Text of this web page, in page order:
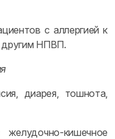
с аллергией к
другим НПВП.
диарея, тошнота,
кишечное